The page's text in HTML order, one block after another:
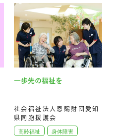
一歩先の福祉を
社会福祉法人恩賜財団愛知
県同胞援護会
高齢福祉 身体障害